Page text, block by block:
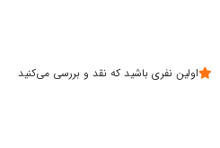
اولین نفری باشید که نقد و بررسی می‌کنید